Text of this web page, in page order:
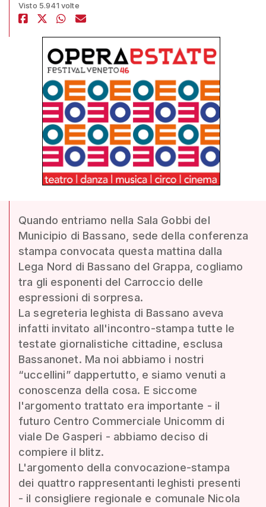
Visto 5.941 volte
Quando entriamo nella Sala Gobbi del
Municipio di Bassano, sede della conferenza
stampa convocata questa mattina dalla
Lega Nord di Bassano del Grappa, cogliamo
tra gli esponenti del Carroccio delle
espressioni di sorpresa.
La segreteria leghista di Bassano aveva
infatti invitato all'incontro-stampa tutte le
testate giornalistiche cittadine, esclusa
Bassanonet. Ma noi abbiamo i nostri
“uccellini” dappertutto, e siamo venuti a
conoscenza della cosa. E siccome
l'argomento trattato era importante - il
futuro Centro Commerciale Unicomm di
viale De Gasperi - abbiamo deciso di
compiere il blitz.
L'argomento della convocazione-stampa
dei quattro rappresentanti leghisti presenti
- il consigliere regionale e comunale Nicola